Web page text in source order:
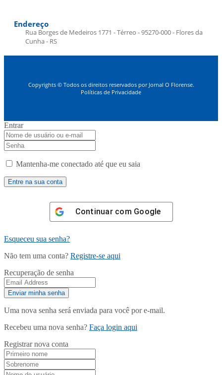
Endereço
Rua Borges de Medeiros 1771 - Térreo - 95270-000 - Flores da
Cunha - RS
Copyrights © Todos os direitos reservados por Jornal O Florense.
Políticas de Privacidade
Entrar
Mantenha-me conectado até que eu saia
Continuar com Google
Esqueceu sua senha?
Não tem uma conta? Registre-se aqui
Recuperação de senha
Uma nova senha será enviada para você por e-mail.
Recebeu uma nova senha? Faça login aqui
Registrar nova conta